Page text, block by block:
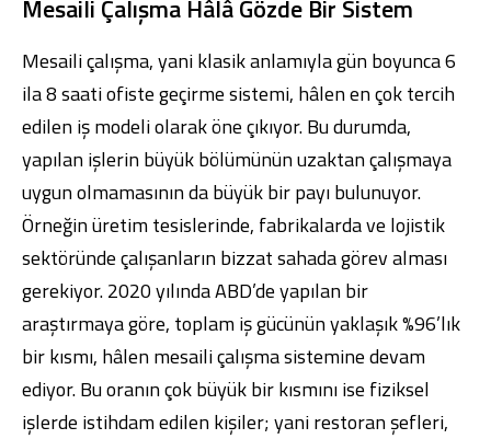
Mesaili Çalışma Hâlâ Gözde Bir Sistem
Mesaili çalışma, yani klasik anlamıyla gün boyunca 6
ila 8 saati ofiste geçirme sistemi, hâlen en çok tercih
edilen iş modeli olarak öne çıkıyor. Bu durumda,
yapılan işlerin büyük bölümünün uzaktan çalışmaya
uygun olmamasının da büyük bir payı bulunuyor.
Örneğin üretim tesislerinde, fabrikalarda ve lojistik
sektöründe çalışanların bizzat sahada görev alması
gerekiyor. 2020 yılında ABD’de yapılan bir
araştırmaya göre, toplam iş gücünün yaklaşık %96’lık
bir kısmı, hâlen mesaili çalışma sistemine devam
ediyor. Bu oranın çok büyük bir kısmını ise fiziksel
işlerde istihdam edilen kişiler; yani restoran şefleri,